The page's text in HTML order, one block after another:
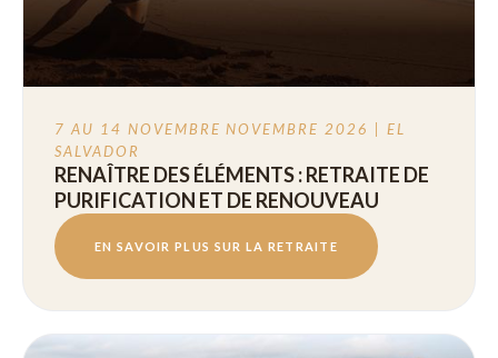
7 AU 14 NOVEMBRE NOVEMBRE 2026 | EL
SALVADOR
RENAÎTRE DES ÉLÉMENTS : RETRAITE DE
PURIFICATION ET DE RENOUVEAU
EN SAVOIR PLUS SUR LA RETRAITE